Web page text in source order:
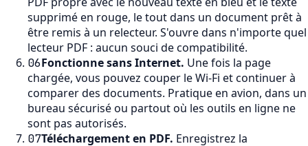
supprimé en rouge, le tout dans un document prêt à
être remis à un relecteur. S'ouvre dans n'importe quel
lecteur PDF : aucun souci de compatibilité.
06Fonctionne sans Internet. Une fois la page
chargée, vous pouvez couper le Wi-Fi et continuer à
comparer des documents. Pratique en avion, dans un
bureau sécurisé ou partout où les outils en ligne ne
sont pas autorisés.
07Téléchargement en PDF. Enregistrez la